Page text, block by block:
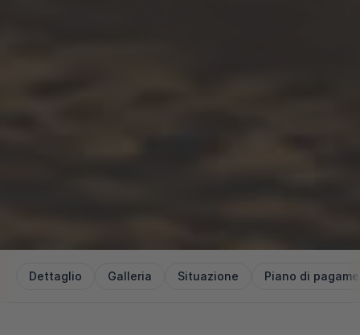
Dettaglio Galleria Situazione Piano di